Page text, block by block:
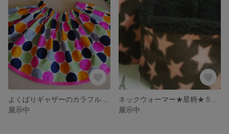
展示中
展示中